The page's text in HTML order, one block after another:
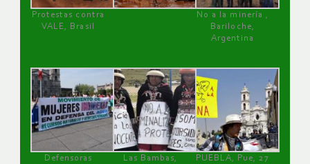
Protestas contra
VALE, Brasil
No a la minería ,
Bariloche,
Argentina
Defensoras
Las Bambas,
PUEBLA, Pue, 27